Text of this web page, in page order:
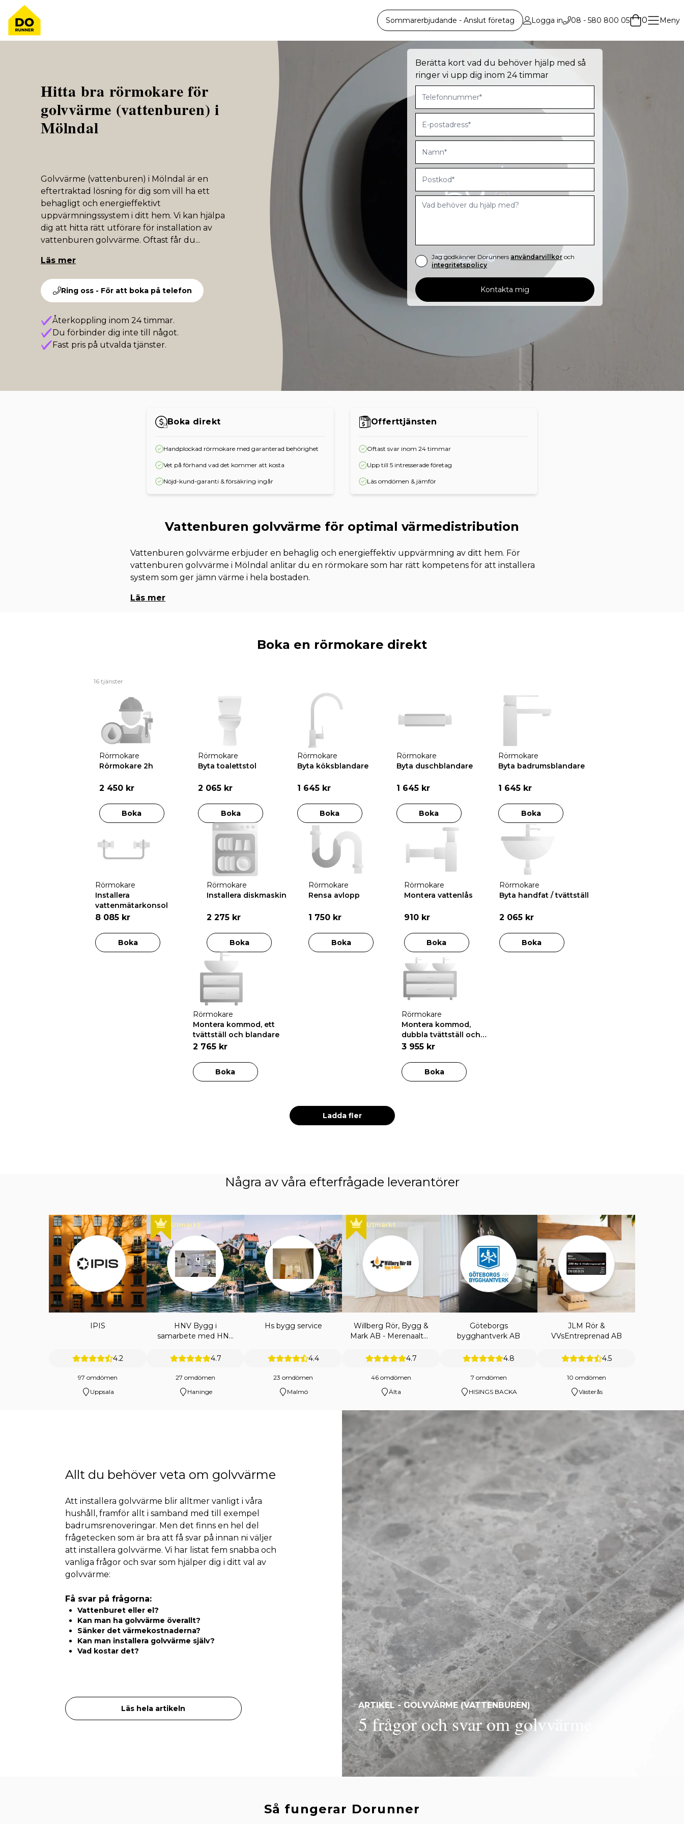
Sommarerbjudande - Anslut företag Logga in 08 - 580 800 05 0 Meny
Hitta bra rörmokare för
golvvärme (vattenburen) i
Mölndal
Golvvärme (vattenburen) i Mölndal är en
eftertraktad lösning för dig som vill ha ett
behagligt och energieffektivt
uppvärmningssystem i ditt hem. Vi kan hjälpa
dig att hitta rätt utförare för installation av
vattenburen golvvärme. Oftast får du...
Läs mer
Ring oss - För att boka på telefon
Återkoppling inom 24 timmar.
Du förbinder dig inte till något.
Fast pris på utvalda tjänster.
Berätta kort vad du behöver hjälp med så
ringer vi upp dig inom 24 timmar
Jag godkänner Dorunners användarvillkor och
integritetspolicy
Kontakta mig
Boka direkt
Handplockad rörmokare med garanterad behörighet
Vet på förhand vad det kommer att kosta
Nöjd-kund-garanti & försäkring ingår
Offerttjänsten
Oftast svar inom 24 timmar
Upp till 5 intresserade företag
Läs omdömen & jämför
Vattenburen golvvärme för optimal värmedistribution
Vattenburen golvvärme erbjuder en behaglig och energieffektiv uppvärmning av ditt hem. För
vattenburen golvvärme i Mölndal anlitar du en rörmokare som har rätt kompetens för att installera
system som ger jämn värme i hela bostaden.
Läs mer
Boka en rörmokare direkt
16 tjänster
Rörmokare
Rörmokare 2h
2 450 kr
Boka
Rörmokare
Byta toalettstol
2 065 kr
Boka
Rörmokare
Byta köksblandare
1 645 kr
Boka
Rörmokare
Byta duschblandare
1 645 kr
Boka
Rörmokare
Byta badrumsblandare
1 645 kr
Boka
Rörmokare
Installera
vattenmätarkonsol
8 085 kr
Boka
Rörmokare
Installera diskmaskin
2 275 kr
Boka
Rörmokare
Rensa avlopp
1 750 kr
Boka
Rörmokare
Montera vattenlås
910 kr
Boka
Rörmokare
Byta handfat / tvättställ
2 065 kr
Boka
Rörmokare
Montera kommod, ett
tvättställ och blandare
2 765 kr
Boka
Rörmokare
Montera kommod,
dubbla tvättställ och
blandare
3 955 kr
Boka
Ladda fler
Några av våra efterfrågade leverantörer
IPIS
4.2
97 omdömen
Uppsala
Utmärkt
HNV Bygg i
samarbete med HNV
4.7
27 omdömen
Haninge
Hs bygg service
4.4
23 omdömen
Malmö
Utmärkt
Willberg Rör, Bygg &
Mark AB - Merenaaltos
4.7
46 omdömen
Älta
Göteborgs
bygghantverk AB
4.8
7 omdömen
HISINGS BACKA
JLM Rör &
VVsEntreprenad AB
4.5
10 omdömen
Västerås
Allt du behöver veta om golvvärme
Att installera golvvärme blir alltmer vanligt i våra
hushåll, framför allt i samband med till exempel
badrumsrenoveringar. Men det finns en hel del
frågetecken som är bra att få svar på innan ni väljer
att installera golvvärme. Vi har listat fem snabba och
vanliga frågor och svar som hjälper dig i ditt val av
golvvärme:
Få svar på frågorna:
Vattenburet eller el?
Kan man ha golvvärme överallt?
Sänker det värmekostnaderna?
Kan man installera golvvärme själv?
Vad kostar det?
Läs hela artikeln ARTIKEL - GOLVVÄRME (VATTENBUREN)
5 frågor och svar om golvvärme
Så fungerar Dorunner